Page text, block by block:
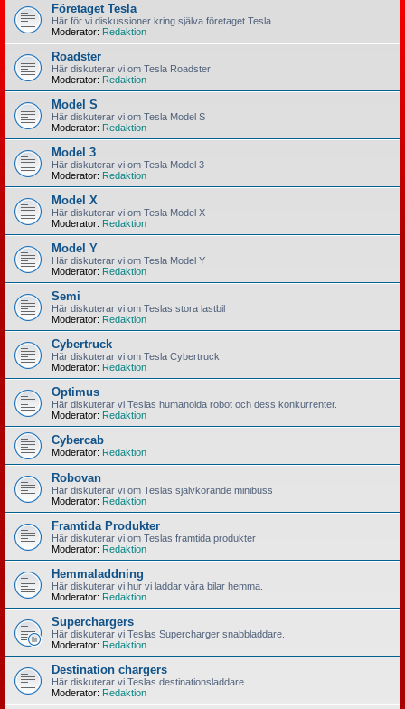
Företaget Tesla
Här för vi diskussioner kring själva företaget Tesla
Moderator: Redaktion
Roadster
Här diskuterar vi om Tesla Roadster
Moderator: Redaktion
Model S
Här diskuterar vi om Tesla Model S
Moderator: Redaktion
Model 3
Här diskuterar vi om Tesla Model 3
Moderator: Redaktion
Model X
Här diskuterar vi om Tesla Model X
Moderator: Redaktion
Model Y
Här diskuterar vi om Tesla Model Y
Moderator: Redaktion
Semi
Här diskuterar vi om Teslas stora lastbil
Moderator: Redaktion
Cybertruck
Här diskuterar vi om Tesla Cybertruck
Moderator: Redaktion
Optimus
Här diskuterar vi Teslas humanoida robot och dess konkurrenter.
Moderator: Redaktion
Cybercab
Moderator: Redaktion
Robovan
Här diskuterar vi om Teslas självkörande minibuss
Moderator: Redaktion
Framtida Produkter
Här diskuterar vi om Teslas framtida produkter
Moderator: Redaktion
Hemmaladdning
Här diskuterar vi hur vi laddar våra bilar hemma.
Moderator: Redaktion
Superchargers
Här diskuterar vi Teslas Supercharger snabbladdare.
Moderator: Redaktion
Destination chargers
Här diskuterar vi Teslas destinationsladdare
Moderator: Redaktion